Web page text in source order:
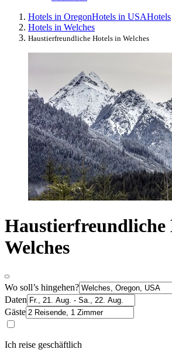
Hotels in OregonHotels in USAHotels
Hotels in Welches
Haustierfreundliche Hotels in Welches
Haustierfreundliche
Welches
Wo soll’s hingehen?
Daten
Gäste
Ich reise geschäftlich